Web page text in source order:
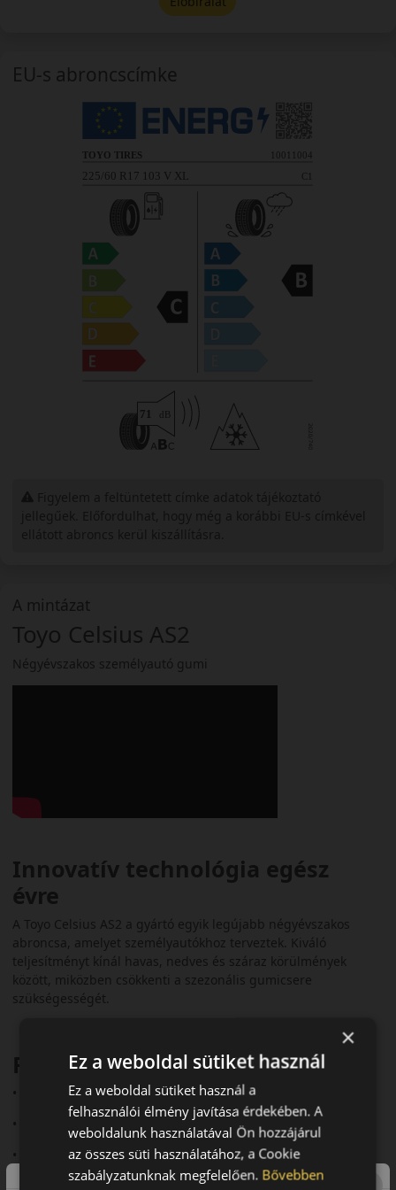
A mintázat
Toyo Celsius AS2
Négyévszakos személyautó gumi
Innovatív technológia egész
évre
A Toyo Celsius AS2 a gyártó egyik legújabb négyévszakos
abroncsa, amelyet személyautókhoz terveztek. Kiváló
teljesítményt kínál havas, nedves és száraz körülmények
között, miközben csökkenti a szezonális gumicsere
szükségességét.
Fő előnyök röviden:
• Aszimmetrikus futófelület
• 3PMSF és M+S minősítés
• Jó havas és nedves tapadás
• Halk futás (~70–71 dB)
EU-s abroncscímke
×
Ez a weboldal sütiket használ
Ez a weboldal sütiket használ a
felhasználói élmény javítása érdekében. A
weboldalunk használatával Ön hozzájárul
az összes süti használatához, a Cookie
szabályzatunknak megfelelően. Bővebben